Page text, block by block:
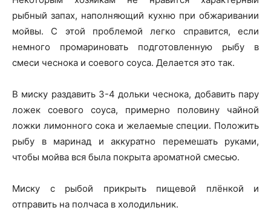
рыбный запах, наполняющий кухню при обжаривании
мойвы. С этой проблемой легко справится, если
немного промариновать подготовленную рыбу в
смеси чеснока и соевого соуса. Делается это так.
В миску раздавить 3-4 дольки чеснока, добавить пару
ложек соевого соуса, примерно половину чайной
ложки лимонного сока и желаемые специи. Положить
рыбу в маринад и аккуратно перемешать руками,
чтобы мойва вся была покрыта ароматной смесью.
Миску с рыбой прикрыть пищевой плёнкой и
отправить на полчаса в холодильник.